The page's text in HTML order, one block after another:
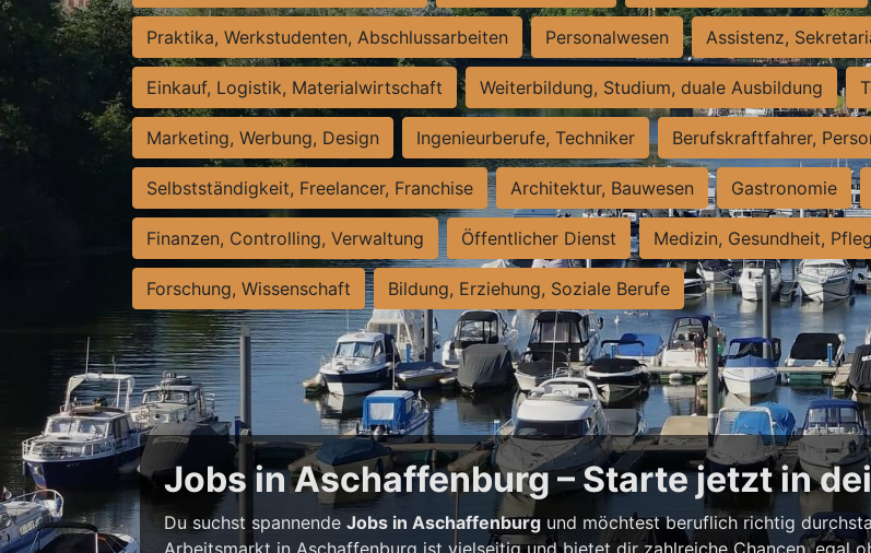
Praktika, Werkstudenten, Abschlussarbeiten Personalwesen Assistenz,
Einkauf, Logistik, Materialwirtschaft Weiterbildung, Studium, duale Ausbildung
Marketing, Werbung, Design Ingenieurberufe, Techniker Berufskraftfahrer,
Selbstständigkeit, Freelancer, Franchise Architektur, Bauwesen Gastronomie
Finanzen, Controlling, Verwaltung Öffentlicher Dienst Medizin, Gesundheit,
Forschung, Wissenschaft Bildung, Erziehung, Soziale Berufe
Jobs in Aschaffenburg – Starte jetzt in
Du suchst spannendeJobs in Aschaffenburg und möchtest beruflich richtig